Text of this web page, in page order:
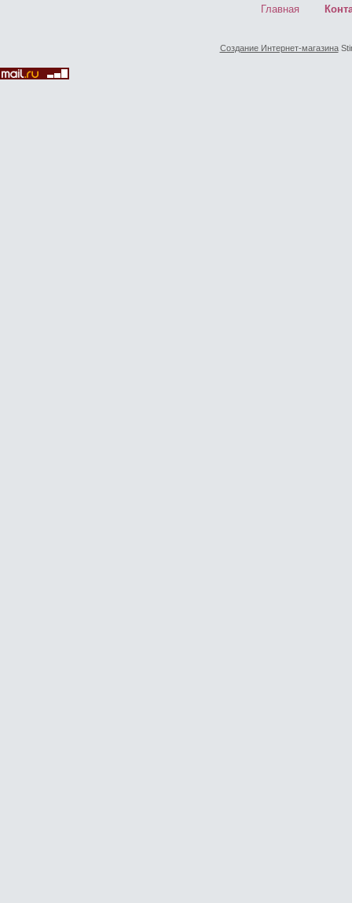
Главная
Создание Интернет-магазина